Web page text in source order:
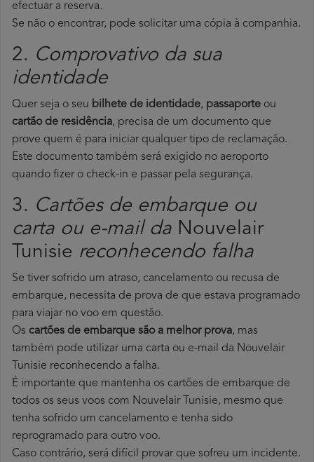
efectuar a reserva.
Se não o encontrar, pode solicitar uma cópia à companhia.
2. Comprovativo da sua
identidade
Quer seja o seu bilhete de identidade, passaporte ou
cartão de residência, precisa de um documento que
prove quem é para iniciar qualquer tipo de reclamação.
Este documento também será exigido no aeroporto
quando fizer o check-in e passar pela segurança.
3. Cartões de embarque ou
carta ou e-mail da Nouvelair
Tunisie reconhecendo falha
Se tiver sofrido um atraso, cancelamento ou recusa de
embarque, necessita de prova de que estava programado
para viajar no voo em questão.
Os cartões de embarque são a melhor prova, mas
também pode utilizar uma carta ou e-mail da Nouvelair
Tunisie reconhecendo a falha.
É importante que mantenha os cartões de embarque de
todos os seus voos com Nouvelair Tunisie, mesmo que
tenha sofrido um cancelamento e tenha sido
reprogramado para outro voo.
Caso contrário, será difícil provar que sofreu um incidente.